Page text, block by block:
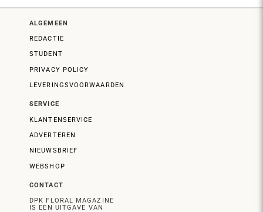
ALGEMEEN
REDACTIE
STUDENT
PRIVACY POLICY
LEVERINGSVOORWAARDEN
SERVICE
KLANTENSERVICE
ADVERTEREN
NIEUWSBRIEF
WEBSHOP
CONTACT
DPK FLORAL MAGAZINE
IS EEN UITGAVE VAN